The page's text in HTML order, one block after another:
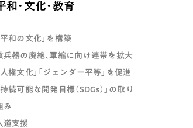
和・文化・教育
平和の文化」を構築
兵器の廃絶、軍縮に向け連帯を拡大
人権文化」「ジェンダー平等」を促進
持続可能な開発目標（SDGs）」の取り
み
道支援